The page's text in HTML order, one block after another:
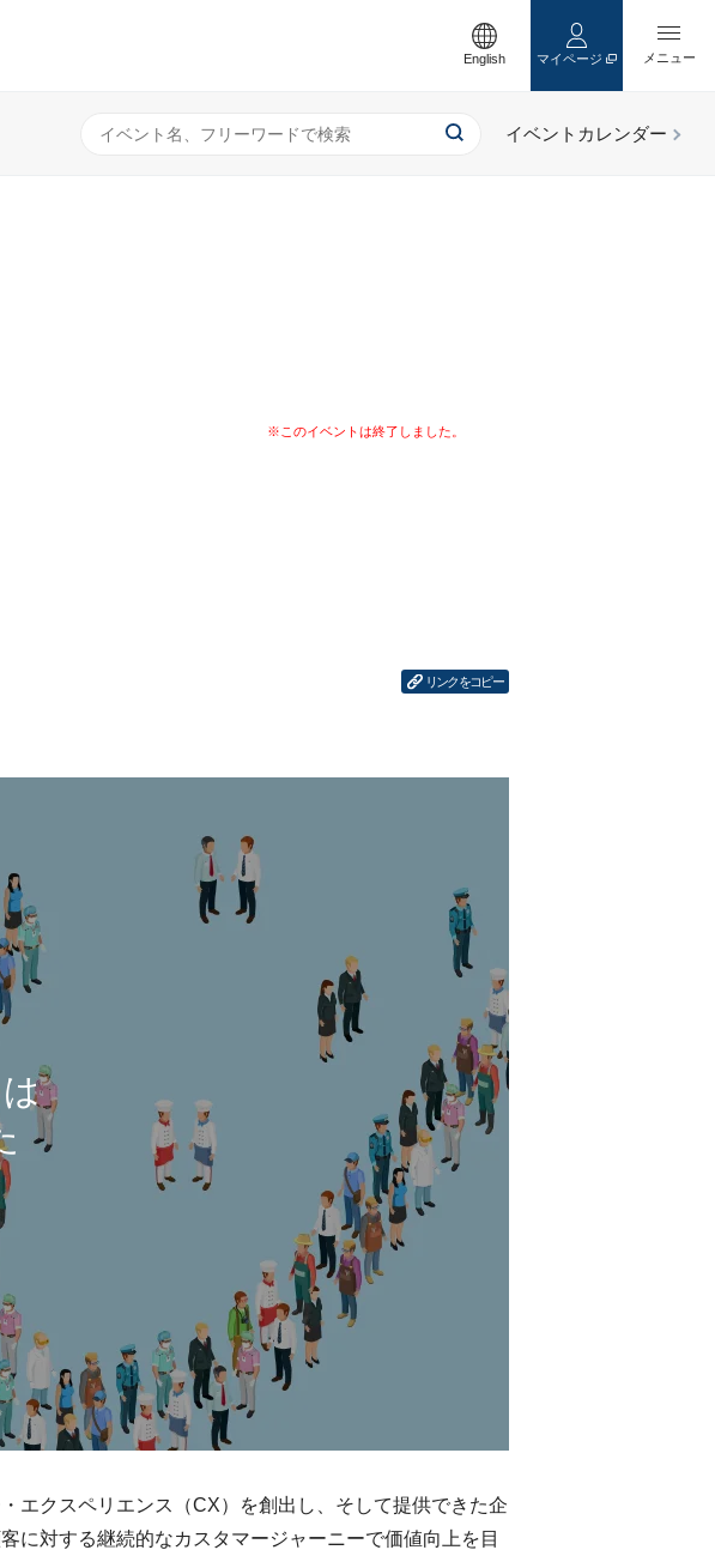
English マイページ
リンクをコピー
エクスペリエンス（CX）を創出し、そして提供できた企
に対する継続的なカスタマージャーニーで価値向上を目